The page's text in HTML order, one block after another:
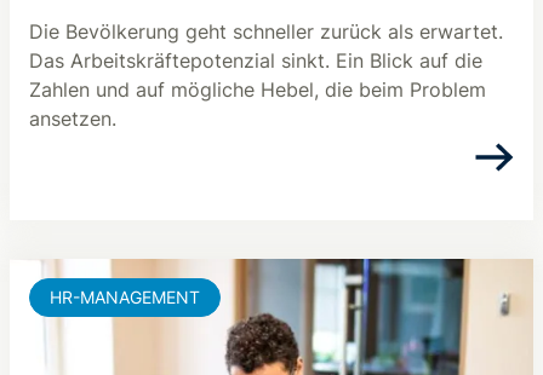
Die Bevölkerung geht schneller zurück als erwartet.
Das Arbeitskräftepotenzial sinkt. Ein Blick auf die
Zahlen und auf mögliche Hebel, die beim Problem
ansetzen.
HR-MANAGEMENT